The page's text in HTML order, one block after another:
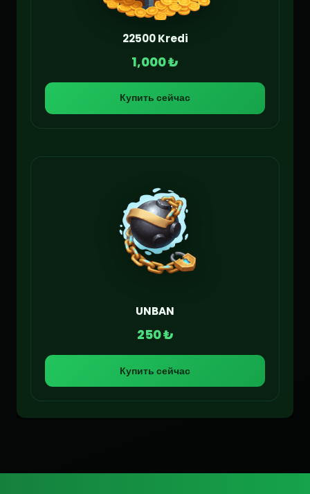
22500 Kredi
1,000 ₺
Купить сейчас
UNBAN
250 ₺
Купить сейчас